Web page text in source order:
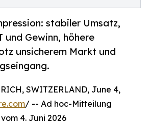
stabiler Umsatz,
und Gewinn, höhere
unsicherem Markt und
SWITZERLAND, June 4,
/ -- Ad hoc-Mitteilung
4. Juni 2026